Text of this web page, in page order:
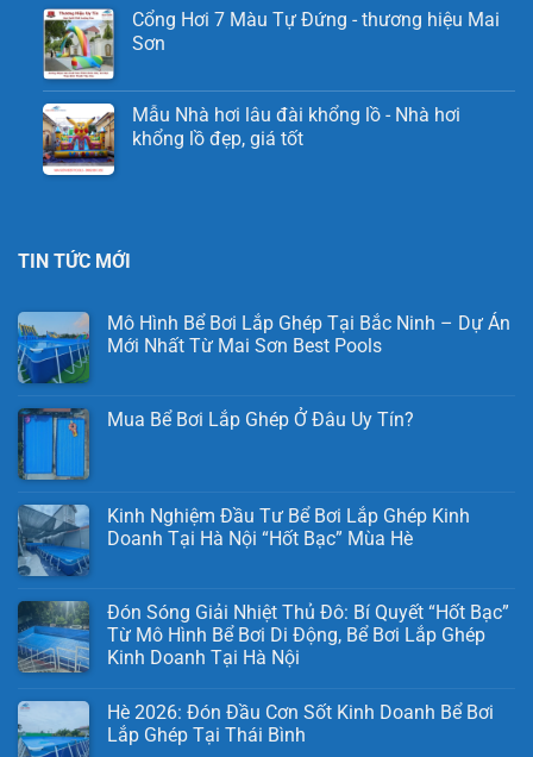
Cổng Hơi 7 Màu Tự Đứng - thương hiệu Mai
Sơn
Mẫu Nhà hơi lâu đài khổng lồ - Nhà hơi
khổng lồ đẹp, giá tốt
TIN TỨC MỚI
Mô Hình Bể Bơi Lắp Ghép Tại Bắc Ninh – Dự Án
Mới Nhất Từ Mai Sơn Best Pools
Mua Bể Bơi Lắp Ghép Ở Đâu Uy Tín?
Kinh Nghiệm Đầu Tư Bể Bơi Lắp Ghép Kinh
Doanh Tại Hà Nội “Hốt Bạc” Mùa Hè
Đón Sóng Giải Nhiệt Thủ Đô: Bí Quyết “Hốt Bạc”
Từ Mô Hình Bể Bơi Di Động, Bể Bơi Lắp Ghép
Kinh Doanh Tại Hà Nội
Hè 2026: Đón Đầu Cơn Sốt Kinh Doanh Bể Bơi
Lắp Ghép Tại Thái Bình